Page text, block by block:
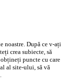
noastre. După ce v-ați
crea subiecte, să
puncte cu care
al site-ului, să vă